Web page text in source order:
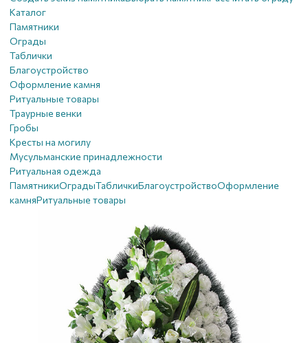
Каталог
Памятники
Ограды
Таблички
Благоустройствo
Оформление камня
Ритуальные товары
Траурные венки
Гробы
Кресты на могилу
Мусульманские принадлежности
Ритуальная одежда
ПамятникиОградыТабличкиБлагоустройствoОформление
камняРитуальные товары